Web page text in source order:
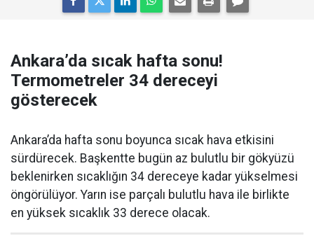
Ankara’da sıcak hafta sonu!
Termometreler 34 dereceyi
gösterecek
Ankara’da hafta sonu boyunca sıcak hava etkisini
sürdürecek. Başkentte bugün az bulutlu bir gökyüzü
beklenirken sıcaklığın 34 dereceye kadar yükselmesi
öngörülüyor. Yarın ise parçalı bulutlu hava ile birlikte
en yüksek sıcaklık 33 derece olacak.